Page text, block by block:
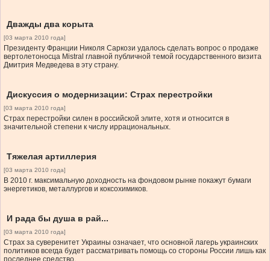
Дважды два корыта
[03 марта 2010 года]
Президенту Франции Николя Саркози удалось сделать вопрос о продаже
вертолетоносца Mistral главной публичной темой государственного визита
Дмитрия Медведева в эту страну.
Дискуссия о модернизации: Страх перестройки
[03 марта 2010 года]
Страх перестройки силен в российской элите, хотя и относится в
значительной степени к числу иррациональных.
Тяжелая артиллерия
[03 марта 2010 года]
В 2010 г. максимальную доходность на фондовом рынке покажут бумаги
энергетиков, металлургов и коксохимиков.
И рада бы душа в рай...
[03 марта 2010 года]
Страх за суверенитет Украины означает, что основной лагерь украинских
политиков всегда будет рассматривать помощь со стороны России лишь как